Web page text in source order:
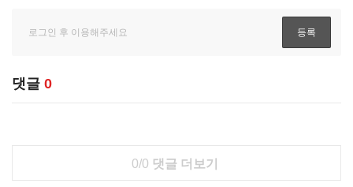
댓글 0
0/0 댓글 더보기